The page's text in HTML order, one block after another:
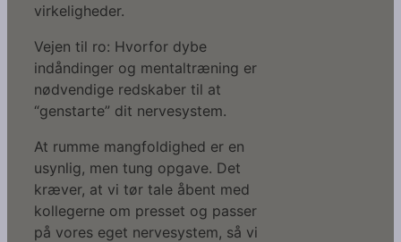
virkeligheder.
Vejen til ro: Hvorfor dybe
indåndinger og mentaltræning er
nødvendige redskaber til at
“genstarte” dit nervesystem.
At rumme mangfoldighed er en
usynlig, men tung opgave. Det
kræver, at vi tør tale åbent med
kollegerne om presset og passer
på vores eget nervesystem, så vi